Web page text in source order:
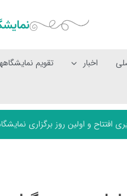
اخبار تقویم
افتتاح و اولین روز برگزاری